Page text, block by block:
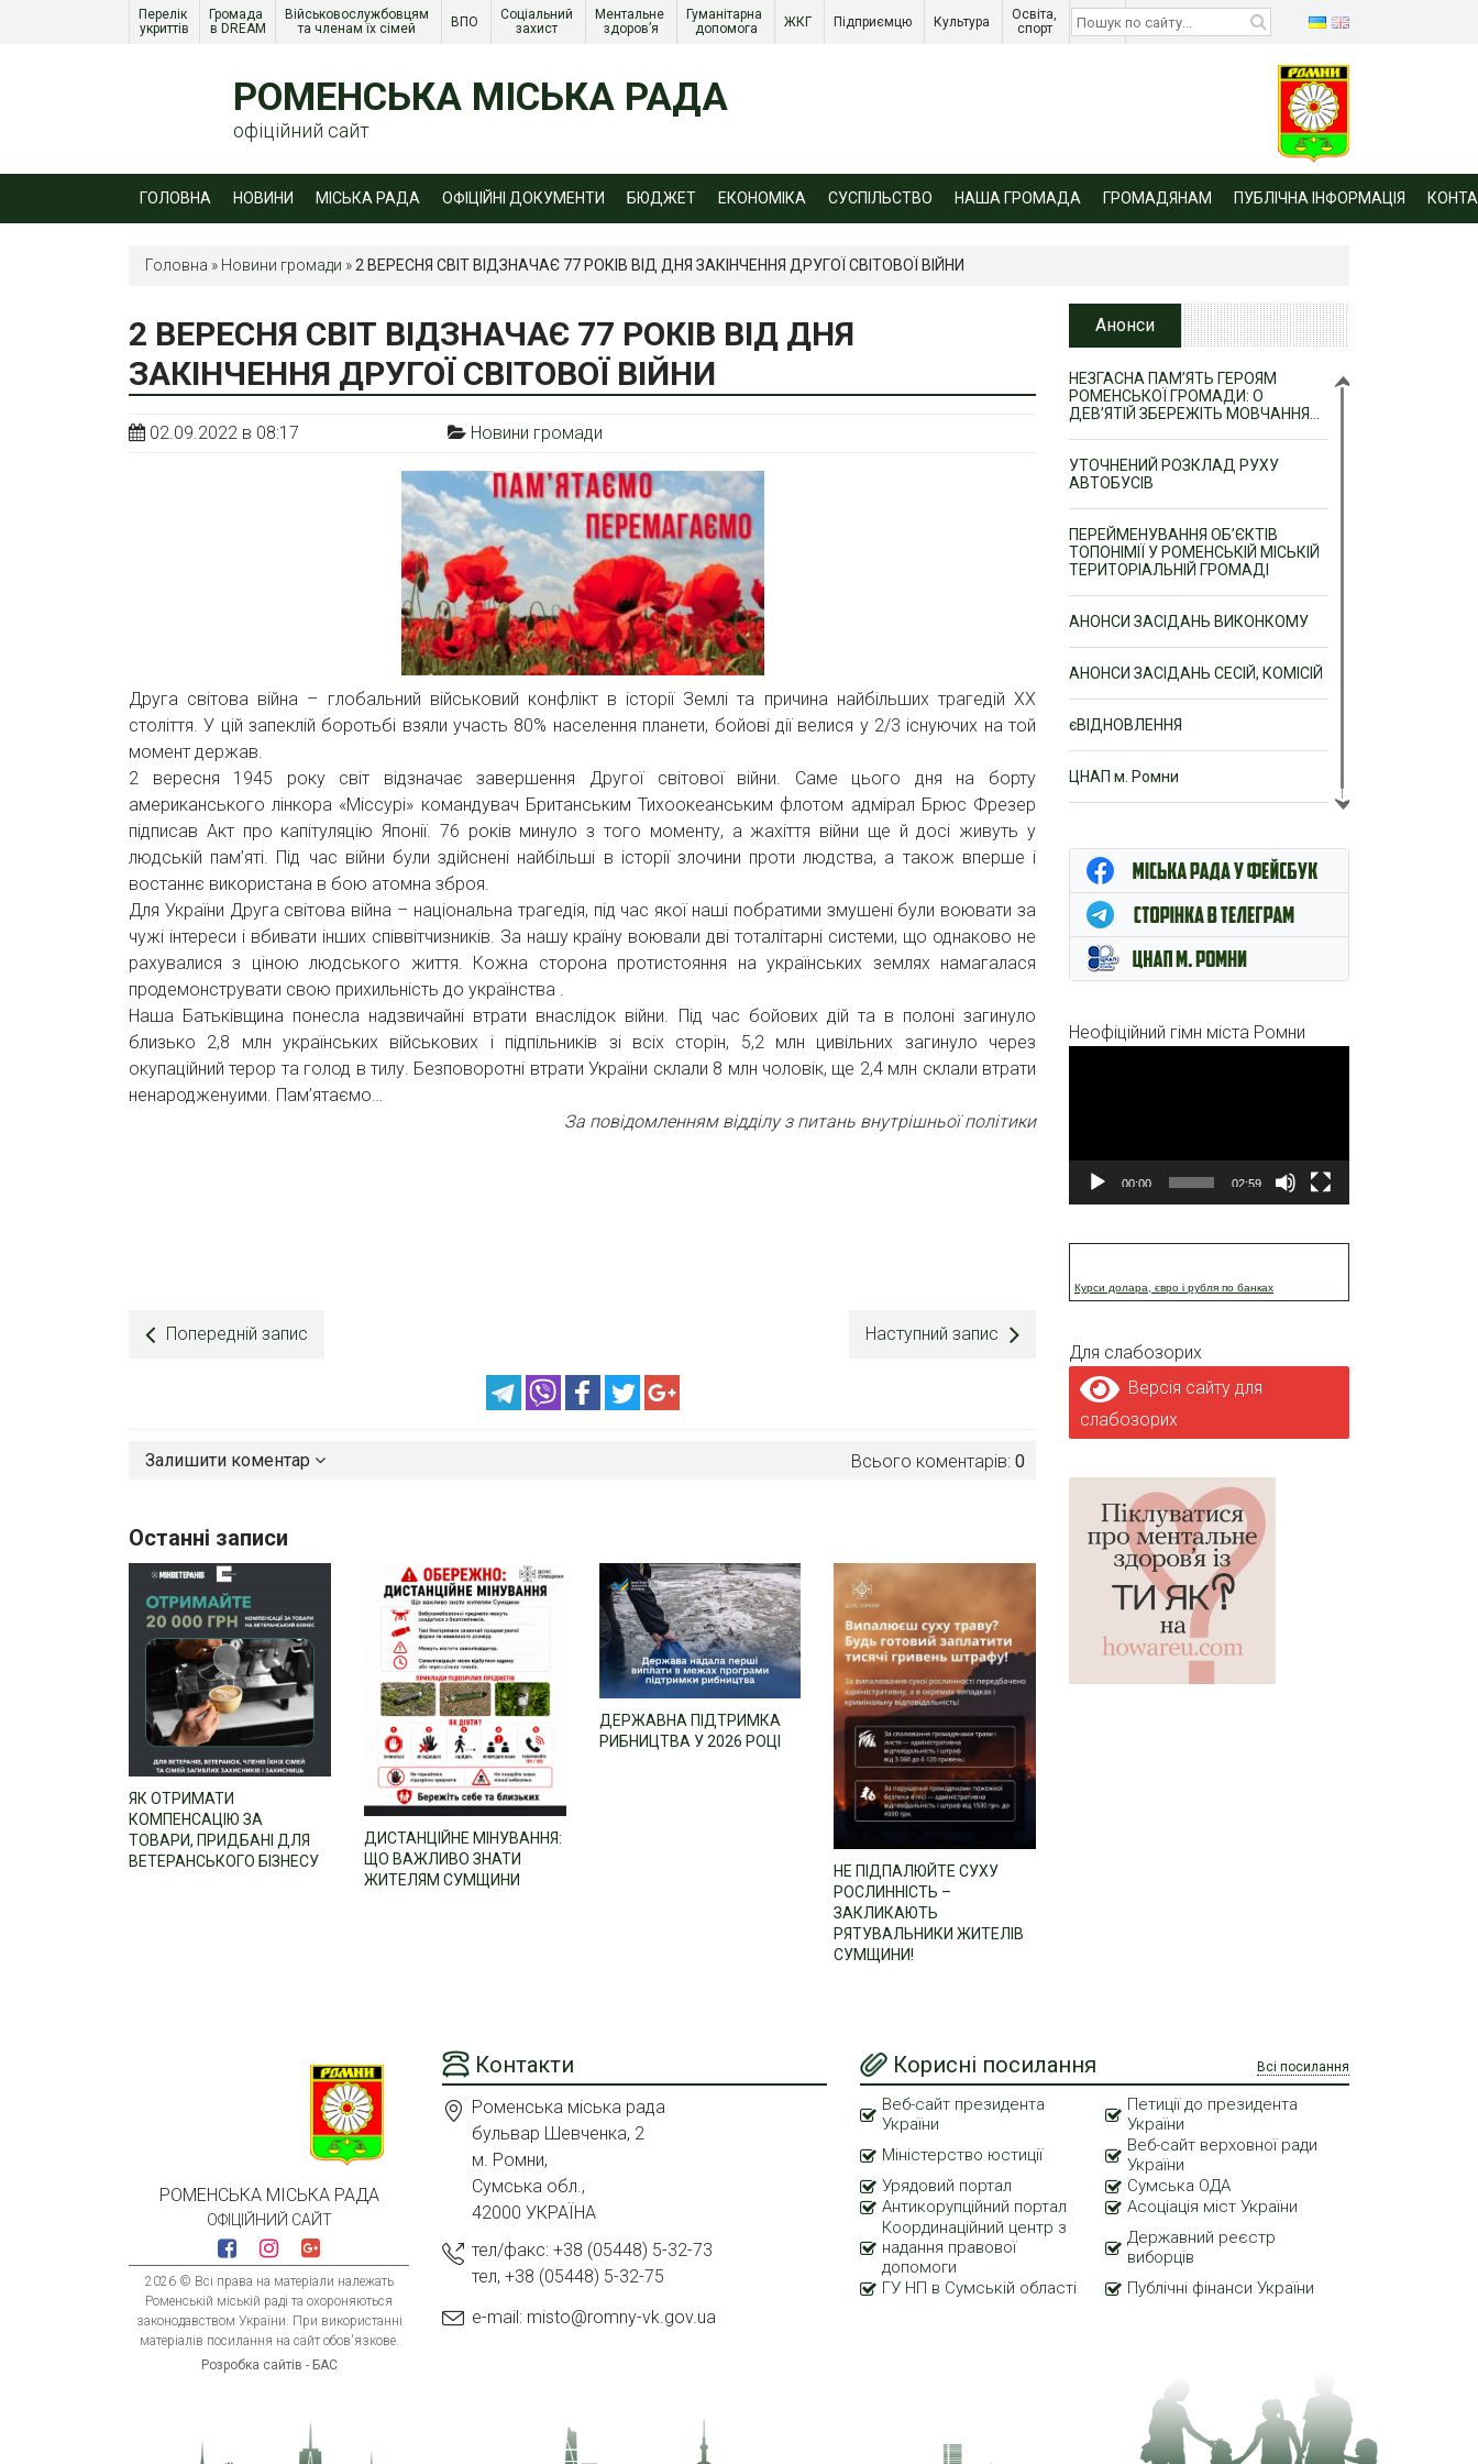
Перелік
укриттів
Громада
в DREAM
Військовослужбовцям
та членам їх сімей
ВПО
Соціальний
захист
Ментальне
здоров’я
Гуманітарна
допомога
ЖКГ Підприємцю Культура
Освіта,
спорт
Діти
війни
РОМЕНСЬКА МІСЬКА РАДА
офіційний сайт
ГОЛОВНА НОВИНИ МІСЬКА РАДА ОФІЦІЙНІ ДОКУМЕНТИ БЮДЖЕТ ЕКОНОМІКА СУСПІЛЬСТВО НАША ГРОМАДА ГРОМАДЯНАМ ПУБЛІЧНА ІНФОРМАЦІЯ
Головна » Новини громади »2 ВЕРЕСНЯ СВІТ ВІДЗНАЧАЄ 77 РОКІВ ВІД ДНЯ ЗАКІНЧЕННЯ ДРУГОЇ СВІТОВОЇ ВІЙНИ
2 ВЕРЕСНЯ СВІТ ВІДЗНАЧАЄ 77 РОКІВ ВІД ДНЯ
ЗАКІНЧЕННЯ ДРУГОЇ СВІТОВОЇ ВІЙНИ
02.09.2022 в 08:17 Новини громади
Друга світова війна – глобальний військовий конфлікт в історії Землі та причина найбільших трагедій ХХ
століття. У цій запеклій боротьбі взяли участь 80% населення планети, бойові дії велися у 2/3 існуючих на той
момент держав.
2 вересня 1945 року світ відзначає завершення Другої світової війни. Саме цього дня на борту
американського лінкора «Міссурі» командувач Британським Тихоокеанським флотом адмірал Брюс Фрезер
підписав Акт про капітуляцію Японії. 76 років минуло з того моменту, а жахіття війни ще й досі живуть у
людській пам’яті. Під час війни були здійснені найбільші в історії злочини проти людства, а також вперше і
востаннє використана в бою атомна зброя.
Для України Друга світова війна – національна трагедія, під час якої наші побратими змушені були воювати за
чужі інтереси і вбивати інших співвітчизників. За нашу країну воювали дві тоталітарні системи, що однаково не
рахувалися з ціною людського життя. Кожна сторона протистояння на українських землях намагалася
продемонструвати свою прихильність до українства .
Наша Батьківщина понесла надзвичайні втрати внаслідок війни. Під час бойових дій та в полоні загинуло
близько 2,8 млн українських військових і підпільників зі всіх сторін, 5,2 млн цивільних загинуло через
окупаційний терор та голод в тилу. Безповоротні втрати України склали 8 млн чоловік, ще 2,4 млн склали втрати
ненародженуими. Пам’ятаємо…
За повідомленням відділу з питань внутрішньої політики
Попередній запис Наступний запис
Всього коментарів: 0
Залишити коментар
Останні записи
ЯК ОТРИМАТИ
КОМПЕНСАЦІЮ ЗА
ТОВАРИ, ПРИДБАНІ ДЛЯ
ВЕТЕРАНСЬКОГО БІЗНЕСУ
ДИСТАНЦІЙНЕ МІНУВАННЯ:
ЩО ВАЖЛИВО ЗНАТИ
ЖИТЕЛЯМ СУМЩИНИ
ДЕРЖАВНА ПІДТРИМКА
РИБНИЦТВА У 2026 РОЦІ
НЕ ПІДПАЛЮЙТЕ СУХУ
РОСЛИННІСТЬ –
ЗАКЛИКАЮТЬ
РЯТУВАЛЬНИКИ ЖИТЕЛІВ
СУМЩИНИ!
Анонси
НЕЗГАСНА ПАМ’ЯТЬ ГЕРОЯМ
РОМЕНСЬКОЇ ГРОМАДИ: О
ДЕВ’ЯТІЙ ЗБЕРЕЖІТЬ МОВЧАННЯ…
УТОЧНЕНИЙ РОЗКЛАД РУХУ
АВТОБУСІВ
ПЕРЕЙМЕНУВАННЯ ОБ’ЄКТІВ
ТОПОНІМІЇ У РОМЕНСЬКІЙ МІСЬКІЙ
ТЕРИТОРІАЛЬНІЙ ГРОМАДІ
АНОНСИ ЗАСІДАНЬ ВИКОНКОМУ
АНОНСИ ЗАСІДАНЬ СЕСІЙ, КОМІСІЙ
єВІДНОВЛЕННЯ
ЦНАП м. Ромни
Неофіційний гімн міста Ромни
00:00 02:59
Курси долара, євро і рубля по банках
Для слабозорих
Версія сайту для
слабозорих
РОМЕНСЬКА МІСЬКА РАДА
ОФІЦІЙНИЙ САЙТ
2026 © Всі права на матеріали належать
Роменській міській раді та охороняються
законодавством України. При використанні
матеріалів посилання на сайт обов'язкове.
Розробка сайтів - БАС
Контакти
Роменська міська рада
бульвар Шевченка, 2
м. Ромни,
Сумська обл.,
42000 УКРАЇНА
тел/факс: +38 (05448) 5-32-73
тел, +38 (05448) 5-32-75
e-mail: misto@romny-vk.gov.ua
Корисні посилання Всі посилання
Веб-сайт президента
України
Петиції до президента
України
Міністерство юстиції
Веб-сайт верховної ради
України
Урядовий портал
Сумська ОДА
Антикорупційний портал
Асоціація міст України
Координаційний центр з
надання правової
допомоги
Державний реєстр
виборців
ГУ НП в Сумській області
Публічні фінанси України